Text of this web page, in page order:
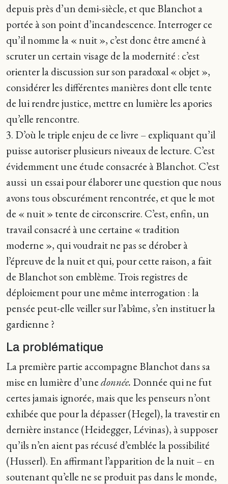
depuis près d’un demi-siècle, et que Blanchot a
portée à son point d’incandescence. Interroger ce
qu’il nomme la « nuit », c’est donc être amené à
scruter un certain visage de la modernité : c’est
orienter la discussion sur son paradoxal « objet »,
considérer les différentes manières dont elle tente
de lui rendre justice, mettre en lumière les apories
qu’elle rencontre.
3. D’où le triple enjeu de ce livre – expliquant qu’il
puisse autoriser plusieurs niveaux de lecture. C’est
évidemment une étude consacrée à Blanchot. C’est
aussi un essai pour élaborer une question que nous
avons tous obscurément rencontrée, et que le mot
de « nuit » tente de circonscrire. C’est, enfin, un
travail consacré à une certaine « tradition
moderne », qui voudrait ne pas se dérober à
l’épreuve de la nuit et qui, pour cette raison, a fait
de Blanchot son emblème. Trois registres de
déploiement pour une même interrogation : la
pensée peut-elle veiller sur l’abîme, s’en instituer la
gardienne ?
La problématique
La première partie accompagne Blanchot dans sa
mise en lumière d’unedonnée. Donnée qui ne fut
certes jamais ignorée, mais que les penseurs n’ont
exhibée que pour la dépasser (Hegel), la travestir en
dernière instance (Heidegger, Lévinas), à supposer
qu’ils n’en aient pas récusé d’emblée la possibilité
(Husserl). En affirmant l’apparition de la nuit – en
soutenant qu’elle ne se produit pas dans le monde,